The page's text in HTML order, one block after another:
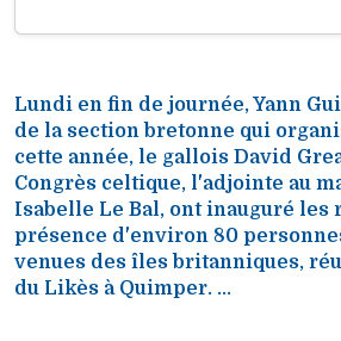
Lundi en fin de journée, Yann
de la section bretonne qui
cette année, le gallois David
Congrès celtique, l'adjointe au
Isabelle Le Bal, ont inauguré les
présence d'environ 80
venues des îles britanniques,
du Likès à Quimper. ...